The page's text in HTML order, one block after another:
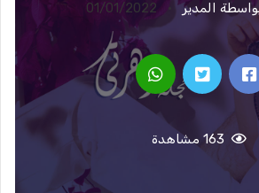
المدير 01/01/2022